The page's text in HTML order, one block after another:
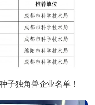
子独角兽企业名单！